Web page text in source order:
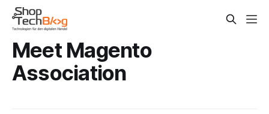
Meet Magento
Association